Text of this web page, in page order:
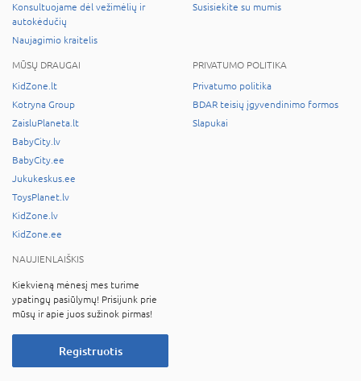
Konsultuojame dėl vežimėlių ir
autokėdučių
Naujagimio kraitelis
Susisiekite su mumis
MŪSŲ DRAUGAI
KidZone.lt
Kotryna Group
ZaisluPlaneta.lt
BabyCity.lv
BabyCity.ee
Jukukeskus.ee
ToysPlanet.lv
KidZone.lv
KidZone.ee
PRIVATUMO POLITIKA
Privatumo politika
BDAR teisių įgyvendinimo formos
Slapukai
NAUJIENLAIŠKIS
Kiekvieną mėnesį mes turime
ypatingų pasiūlymų! Prisijunk prie
mūsų ir apie juos sužinok pirmas!
Registruotis